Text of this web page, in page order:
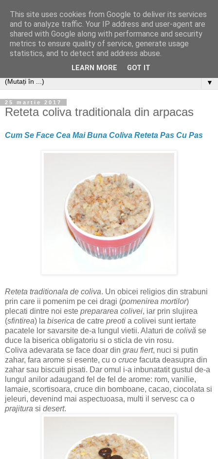
▼
25 martie 2017
Reteta coliva traditionala din arpacas
Cum Se Face Cea Mai Buna Coliva Reteta Pas Cu Pas
Reteta traditionala de coliva. Un obicei religios din strabuni
prin care ii pomenim pe cei dragi (pomenirea mortilor)
plecati dintre noi este prepararea colivei, iar prin slujirea
(sfintirea) la biserica de catre preoti a colivei sunt iertate
pacatele lor savarsite de-a lungul vietii. Alaturi de colivă se
duce la biserica obligatoriu si o sticla de vin rosu.
Coliva adevarata se face doar din grau fiert, nuci si putin
zahar, fara arome si esente, cu o cruce facuta deasupra din
zahar sau biscuiti pisati. Dar omul i-a inbunatatit gustul de-a
lungul anilor adaugand fel de fel de arome: rom, vanilie,
lamaie, scortisoara, cruce din bomboane, cacao, ciocolata si
jeleuri, devenind mai aspectuoasa, multi il servesc ca o
prajitura si desert.
This site uses cookies from Google to deliver its services
and to analyze traffic. Your IP address and user-agent are
shared with Google along with performance and security
metrics to ensure quality of service, generate usage
statistics, and to detect and address abuse.
LEARN MORE GOT IT